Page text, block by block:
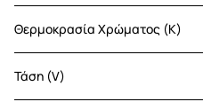
Θερμοκρασία Χρώματος (K)
Τάση (V)